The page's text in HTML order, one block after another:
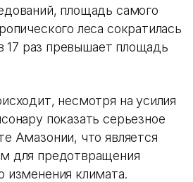
площадь самого
леса сократилась
17 раз превышает площадь
несмотря на усилия
показать серьезное
Амазонии, что является
для предотвращения
изменения климата.